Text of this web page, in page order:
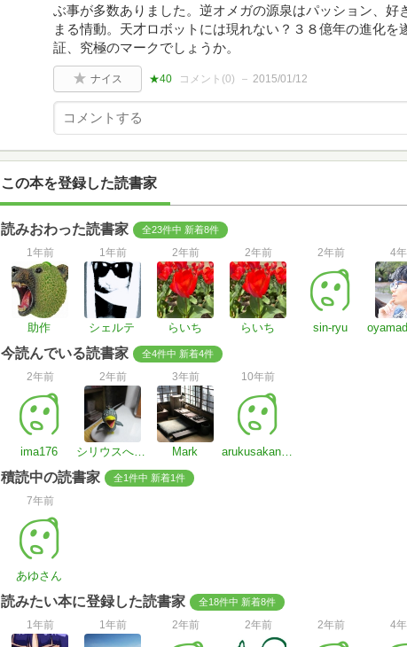
ぶ事が多数ありました。逆オメガの源泉はパッション、好
まる情動。天才ロボットには現れない？３８億年の進化を
証、究極のマークでしょうか。
ナイス ★40 コメント(0) 2015/01/12
この本を登録した読書家
読みおわった読書家 全23件中 新着8件
1年前
助作
1年前
シェルテ
2年前
らいち
2年前
らいち
2年前
sin-ryu
4
今読んでいる読書家 全4件中 新着4件
2年前
ima176
2年前
シリウスへ行きたい
3年前
Mark
10年前
arukusakanakun
積読中の読書家 全1件中 新着1件
7年前
あゆさん
読みたい本に登録した読書家 全18件中 新着8件
1年前 1年前 2年前 2年前 2年前 4